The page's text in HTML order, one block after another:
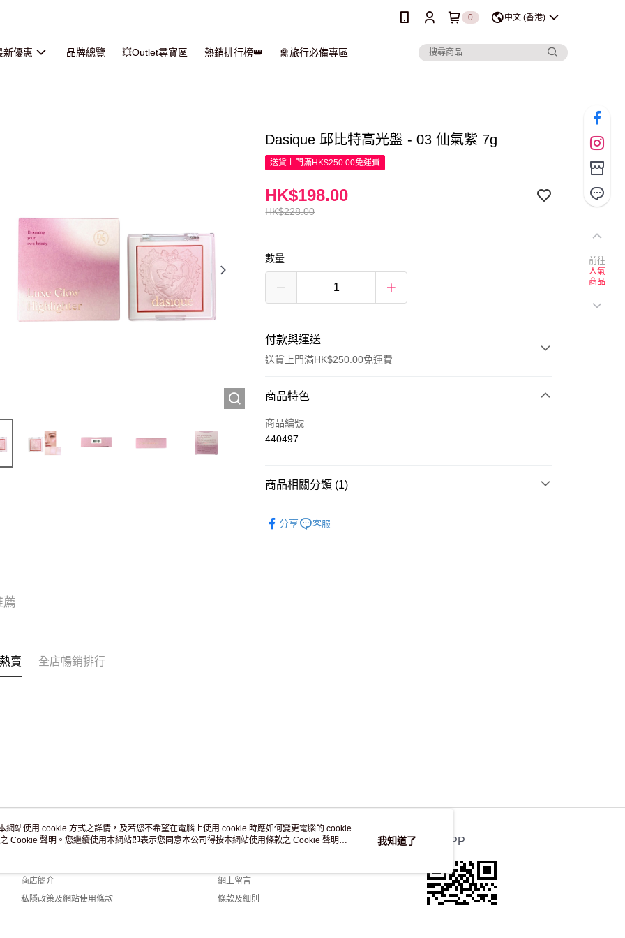
0 中文 (香港)
新優惠 品牌總覽 💥Outlet尋寶區 熱銷排行榜👑 🛅旅行必備專區
Dasique 邱比特高光盤 - 03 仙氣紫 7g
送貨上門滿HK$250.00免運費
HK$228.00
HK$198.00
數量
付款與運送
送貨上門滿HK$250.00免運費
付款方式
信用卡
商品特色
商品編號
440497
商品相關分類 (1)
分享
客服
薦
賣 全店暢銷排行
關於我們
商店簡介
私隱政策及網站使用條款
客戶服務
網上留言
條款及細則
官方APP
前往
人氣
商品
網站使用 cookie 方式之詳情，及若您不希望在電腦上使用 cookie 時應如何變更電腦的 cookie
Cookie 聲明。您繼續使用本網站即表示您同意本公司得按本網站使用條款之 Cookie 聲明使
我知道了